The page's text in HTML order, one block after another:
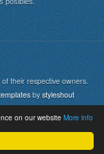
on our website More info
their respective owners.
by styleshout